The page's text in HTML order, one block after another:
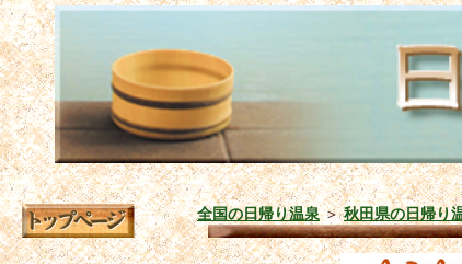
全国の日帰り温泉＞秋田県の日帰り